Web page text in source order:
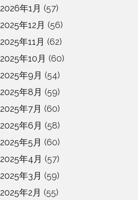
2026年1月 (57)
2025年12月 (56)
2025年11月 (62)
2025年10月 (60)
2025年9月 (54)
2025年8月 (59)
2025年7月 (60)
2025年6月 (58)
2025年5月 (60)
2025年4月 (57)
2025年3月 (59)
2025年2月 (55)